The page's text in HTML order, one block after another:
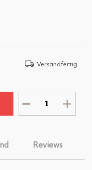
Versandfertig
Reviews